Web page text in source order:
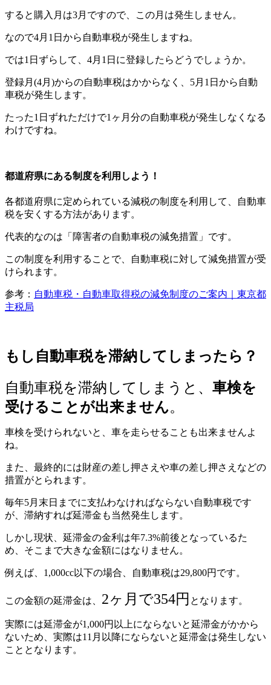
すると購入月は3月ですので、この月は発生しません。
なので4月1日から自動車税が発生しますね。
では1日ずらして、4月1日に登録したらどうでしょうか。
登録月(4月)からの自動車税はかからなく、5月1日から自動
車税が発生します。
たった1日ずれただけで1ヶ月分の自動車税が発生しなくなる
わけですね。
都道府県にある制度を利用しよう！
各都道府県に定められている減税の制度を利用して、自動車
税を安くする方法があります。
代表的なのは「障害者の自動車税の減免措置」です。
この制度を利用することで、自動車税に対して減免措置が受
けられます。
参考： 自動車税・自動車取得税の減免制度のご案内｜東京都
主税局
もし自動車税を滞納してしまったら？
自動車税を滞納してしまうと、 車検を
受けることが出来ません。
車検を受けられないと、車を走らせることも出来ませんよ
ね。
また、最終的には財産の差し押さえや車の差し押さえなどの
措置がとられます。
毎年5月末日までに支払わなければならない自動車税です
が、滞納すれば延滞金も当然発生します。
しかし現状、延滞金の金利は年7.3%前後となっているた
め、そこまで大きな金額にはなりません。
例えば、1,000cc以下の場合、自動車税は29,800円です。
この金額の延滞金は、 2ヶ月で354円 となります。
実際には延滞金が1,000円以上にならないと延滞金がかから
ないため、実際は11月以降にならないと延滞金は発生しない
こととなります。